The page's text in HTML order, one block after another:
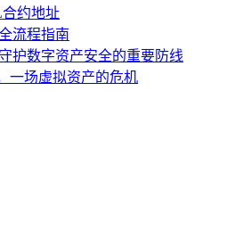
约地址
流程指南
护数字资产安全的重要防线
一场虚拟资产的危机